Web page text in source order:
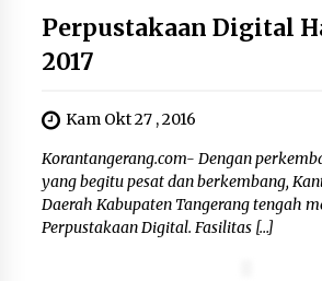
Abdul Muis
Publik Tetap
12 Coklat Terbaik
Pasaran
8 Agustus 2026
Perpustakaan Digital
2017
Kam Okt 27 , 2016
Korantangerang.com- Dengan
yang begitu pesat dan berkembang,
Daerah Kabupaten Tangerang tengah
Perpustakaan Digital. Fasilitas […]